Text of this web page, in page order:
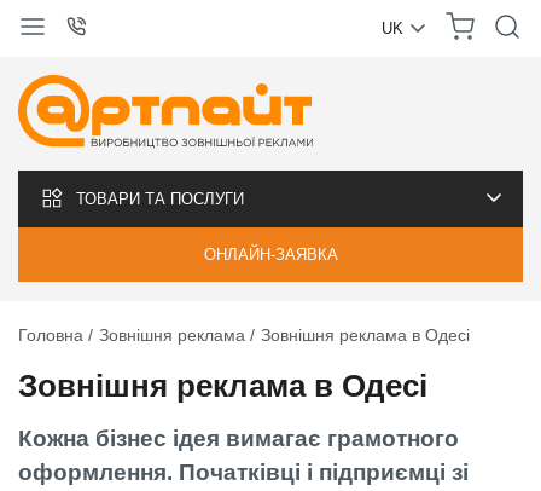
UK
ТОВАРИ ТА ПОСЛУГИ
ОНЛАЙН-ЗАЯВКА
Головна Зовнішня реклама Зовнішня реклама в Одесі
Зовнішня реклама в Одесі
Кожна бізнес ідея вимагає грамотного
оформлення. Початківці і підприємці зі